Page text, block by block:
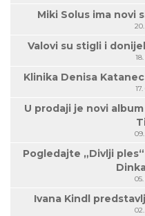
Miki Solus ima novi
Valovi su stigli i
Klinika Denisa
U prodaji je novi
Pogledajte „Divlji
Ivana Kindl